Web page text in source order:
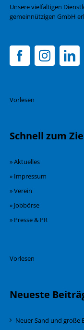
Unsere vielfältigen
gemeinnützigen GmbH
Vorlesen
Schnell zum
» Aktuelles
» Impressum
» Verein
» Jobbörse
» Presse & PR
Vorlesen
Neueste
Neuer Sand und große